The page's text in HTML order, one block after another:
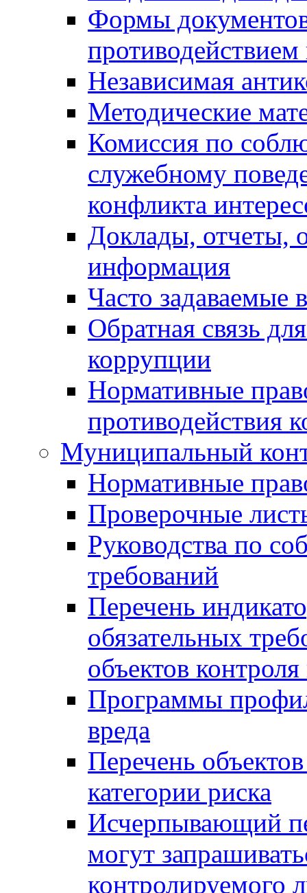
Формы
Независимая
Методические
Комиссия по
служебному
конфликта
Доклады, отчеты,
информация
Часто задаваемые
Обратная связь
коррупции
Нормативные
противодействия
Муниципальный
Нормативные
Проверочные
Руководства по
требований
Перечень
обязательных
объектов
Программы
вреда
Перечень
категории риска
Исчерпывающий
могут
контролируемого